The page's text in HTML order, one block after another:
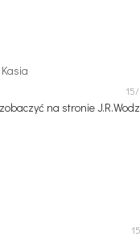
na stronie